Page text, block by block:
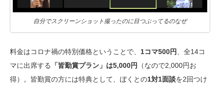
自分でスクリーンショット撮ったのに目つぶってるのなぜ
料金はコロナ禍の特別価格ということで、 1コマ500円
、全14コ
マに出席する
「皆勤賞プラン」は5,000円
（なので2,000円お
得）。皆勤賞の方には特典として、ぼくとの1対1面談を2回つけ